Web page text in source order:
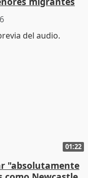
01:22
"absolutamente